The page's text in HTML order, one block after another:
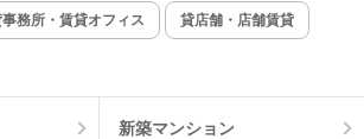
インターネット無料
務所・賃貸オフィス 貸店舗・店舗賃貸
新築マンション